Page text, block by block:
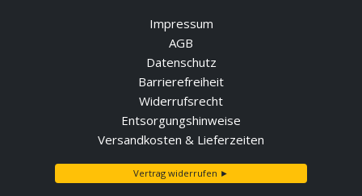
Impressum
AGB
Datenschutz
Barrierefreiheit
Widerrufsrecht
Entsorgungshinweise
Versandkosten & Lieferzeiten
Vertrag widerrufen ►